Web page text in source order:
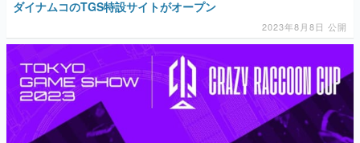
ダイナムコのTGS特設サイトがオープン
2023年8月8日 公開